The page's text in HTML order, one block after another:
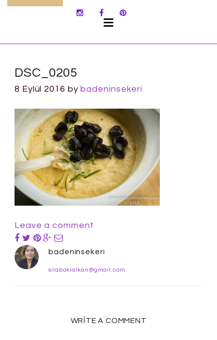
DSC_0205
8 Eylül 2016 bybadeninsekeri
Leave a comment
badeninsekeri
silabakialkan@gmail.com
WRITE A COMMENT